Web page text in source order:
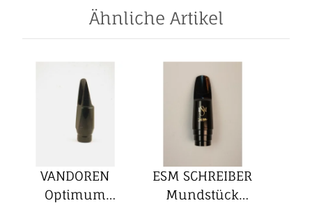
Ähnliche Artikel
VANDOREN
Optimum
ESM SCHREIBER
Mundstück